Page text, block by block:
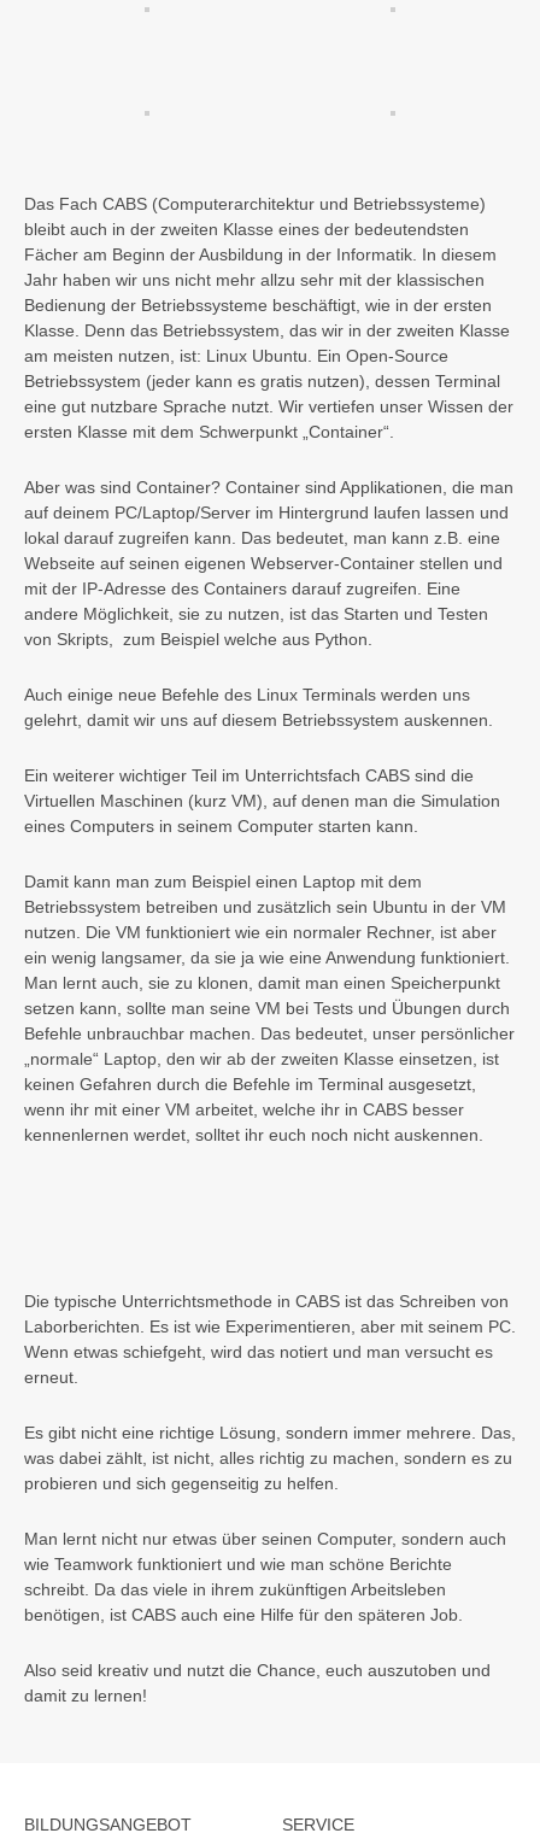
Das Fach CABS (Computerarchitektur und Betriebssysteme)
bleibt auch in der zweiten Klasse eines der bedeutendsten
Fächer am Beginn der Ausbildung in der Informatik. In diesem
Jahr haben wir uns nicht mehr allzu sehr mit der klassischen
Bedienung der Betriebssysteme beschäftigt, wie in der ersten
Klasse. Denn das Betriebssystem, das wir in der zweiten Klasse
am meisten nutzen, ist: Linux Ubuntu. Ein Open-Source
Betriebssystem (jeder kann es gratis nutzen), dessen Terminal
eine gut nutzbare Sprache nutzt. Wir vertiefen unser Wissen der
ersten Klasse mit dem Schwerpunkt „Container“.
Aber was sind Container? Container sind Applikationen, die man
auf deinem PC/Laptop/Server im Hintergrund laufen lassen und
lokal darauf zugreifen kann. Das bedeutet, man kann z.B. eine
Webseite auf seinen eigenen Webserver-Container stellen und
mit der IP-Adresse des Containers darauf zugreifen. Eine
andere Möglichkeit, sie zu nutzen, ist das Starten und Testen
von Skripts, zum Beispiel welche aus Python.
Auch einige neue Befehle des Linux Terminals werden uns
gelehrt, damit wir uns auf diesem Betriebssystem auskennen.
Ein weiterer wichtiger Teil im Unterrichtsfach CABS sind die
Virtuellen Maschinen (kurz VM), auf denen man die Simulation
eines Computers in seinem Computer starten kann.
Damit kann man zum Beispiel einen Laptop mit dem
Betriebssystem betreiben und zusätzlich sein Ubuntu in der VM
nutzen. Die VM funktioniert wie ein normaler Rechner, ist aber
ein wenig langsamer, da sie ja wie eine Anwendung funktioniert.
Man lernt auch, sie zu klonen, damit man einen Speicherpunkt
setzen kann, sollte man seine VM bei Tests und Übungen durch
Befehle unbrauchbar machen. Das bedeutet, unser persönlicher
„normale“ Laptop, den wir ab der zweiten Klasse einsetzen, ist
keinen Gefahren durch die Befehle im Terminal ausgesetzt,
wenn ihr mit einer VM arbeitet, welche ihr in CABS besser
kennenlernen werdet, solltet ihr euch noch nicht auskennen.
Die typische Unterrichtsmethode in CABS ist das Schreiben von
Laborberichten. Es ist wie Experimentieren, aber mit seinem PC.
Wenn etwas schiefgeht, wird das notiert und man versucht es
erneut.
Es gibt nicht eine richtige Lösung, sondern immer mehrere. Das,
was dabei zählt, ist nicht, alles richtig zu machen, sondern es zu
probieren und sich gegenseitig zu helfen.
Man lernt nicht nur etwas über seinen Computer, sondern auch
wie Teamwork funktioniert und wie man schöne Berichte
schreibt. Da das viele in ihrem zukünftigen Arbeitsleben
benötigen, ist CABS auch eine Hilfe für den späteren Job.
Also seid kreativ und nutzt die Chance, euch auszutoben und
damit zu lernen!
BILDUNGSANGEBOT SERVICE